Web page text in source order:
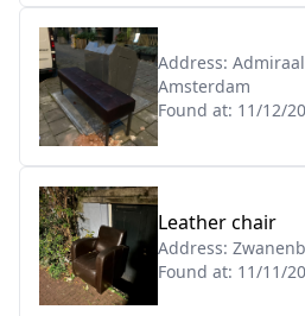
Address:
Amsterdam
Found at: 11/12/
Leather chair
Address:
Found at: 11/11/